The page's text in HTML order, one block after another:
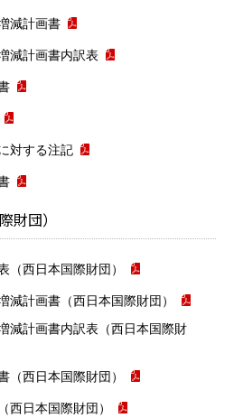
減計画書
減計画書内訳表
対する注記
財団）
西日本国際財団）
計画書（西日本国際財団）
減計画書内訳表（西日本国際財
西日本国際財団）
日本国際財団）